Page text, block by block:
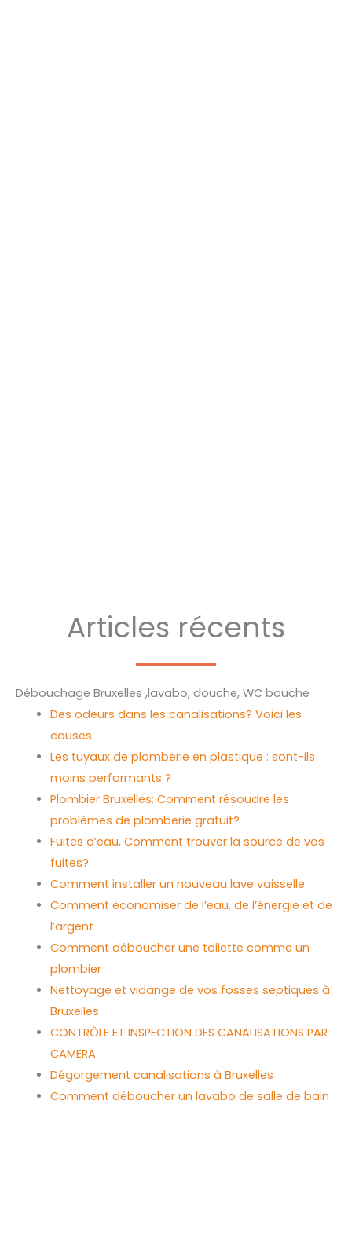
Articles récents
Débouchage Bruxelles ,lavabo, douche, WC bouche
Des odeurs dans les canalisations? Voici les
causes
Les tuyaux de plomberie en plastique : sont-ils
moins performants ?
Plombier Bruxelles: Comment résoudre les
problèmes de plomberie gratuit?
Fuites d’eau, Comment trouver la source de vos
fuites?
Comment installer un nouveau lave vaisselle
Comment économiser de l’eau, de l’énergie et de
l’argent
Comment déboucher une toilette comme un
plombier
Nettoyage et vidange de vos fosses septiques à
Bruxelles
CONTRÔLE ET INSPECTION DES CANALISATIONS PAR
CAMERA
Dégorgement canalisations à Bruxelles
Comment déboucher un lavabo de salle de bain